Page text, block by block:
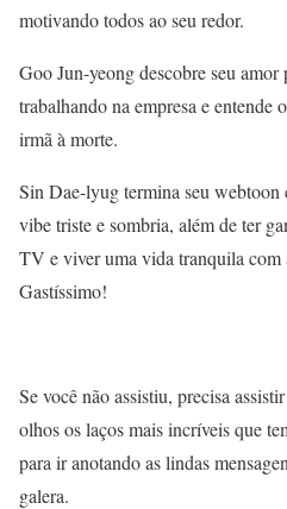
motivando todos ao seu redor.
Goo Jun-yeong descobre seu amor
trabalhando na empresa e entende
irmã à morte.
Sin Dae-lyug termina seu
vibe triste e sombria, além de ter
TV e viver uma vida tranquila com
Gastíssimo!
Se você não assistiu, precisa
olhos os laços mais incríveis que
para ir anotando as lindas
galera.